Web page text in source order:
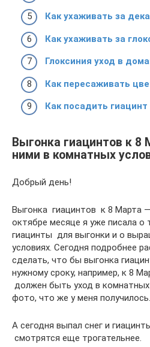
Как ухаживать за
Как ухаживать за
Глоксиния уход в
Как пересаживать
Как посадить
Выгонка гиацинтов к 8
ними в комнатных
Добрый день!
Выгонка гиацинтов к 8 Марта
октябре месяце я уже писала о
гиацинты для выгонки и о
условиях. Сегодня подробнее
сделать, что бы выгонка
нужному сроку, например, к 8
должен быть уход в комнатных
фото, что же у меня получилось.
А сегодня выпал снег и
смотрятся еще трогательнее.